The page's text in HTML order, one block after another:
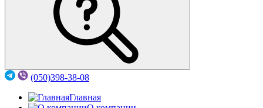
(050)398-38-08
Главная